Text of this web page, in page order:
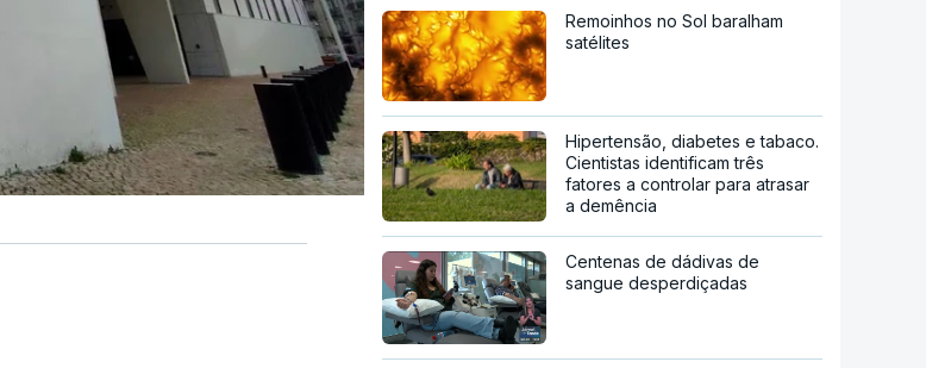
Remoinhos no Sol baralham
satélites
Hipertensão, diabetes e tabaco.
Cientistas identificam três
fatores a controlar para atrasar
a demência
Centenas de dádivas de
sangue desperdiçadas